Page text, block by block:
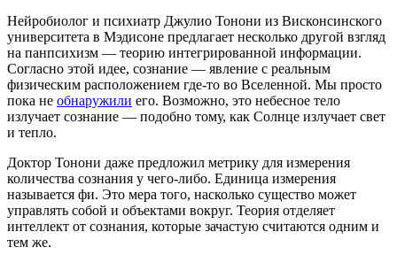
Нейробиолог и психиатр Джулио Тонони из Висконсинского
университета в Мэдисоне предлагает несколько другой взгляд
на панпсихизм — теорию интегрированной информации.
Согласно этой идее, сознание — явление с реальным
физическим расположением где-то во Вселенной. Мы просто
пока не обнаружили его. Возможно, это небесное тело
излучает сознание — подобно тому, как Солнце излучает свет
и тепло.
Доктор Тонони даже предложил метрику для измерения
количества сознания у чего-либо. Единица измерения
называется фи. Это мера того, насколько существо может
управлять собой и объектами вокруг. Теория отделяет
интеллект от сознания, которые зачастую считаются одним и
тем же.